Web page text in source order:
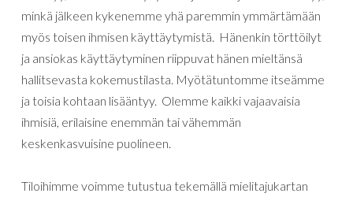
minkä jälkeen kykenemme yhä paremmin ymmärtämään
myös toisen ihmisen käyttäytymistä. Hänenkin törttöilyt
ja ansiokas käyttäytyminen riippuvat hänen mieltänsä
hallitsevasta kokemustilasta. Myötätuntomme itseämme
ja toisia kohtaan lisääntyy. Olemme kaikki vajaavaisia
ihmisiä, erilaisine enemmän tai vähemmän
keskenkasvuisine puolineen.
Tiloihimme voimme tutustua tekemällä mielitajukartan